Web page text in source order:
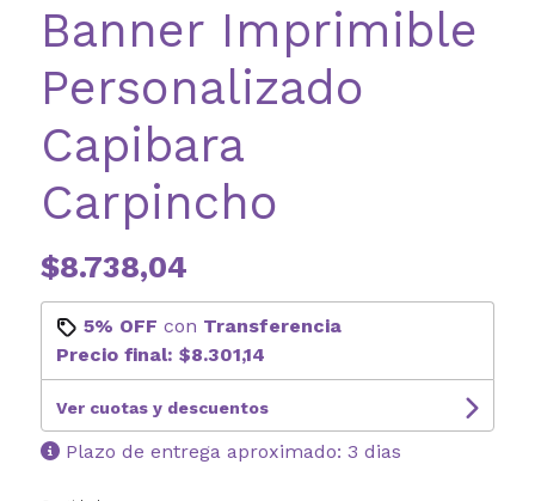
Banner Imprimible
Personalizado
Capibara
Carpincho
$8.738,04
5% OFF con Transferencia
Precio final: $8.301,14
Ver cuotas y descuentos
Plazo de entrega aproximado: 3 dias